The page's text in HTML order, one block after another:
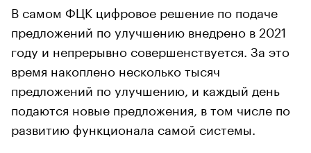
В самом ФЦК цифровое решение по подаче
предложений по улучшению внедрено в 2021
году и непрерывно совершенствуется. За это
время накоплено несколько тысяч
предложений по улучшению, и каждый день
подаются новые предложения, в том числе по
развитию функционала самой системы.